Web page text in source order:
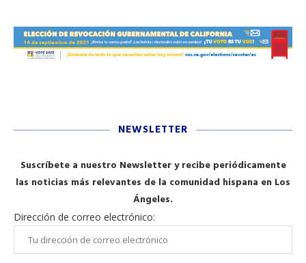
NEWSLETTER
Suscríbete a nuestro Newsletter y recibe periódicamente
las noticias más relevantes de la comunidad hispana en Los
Ángeles.
Dirección de correo electrónico: